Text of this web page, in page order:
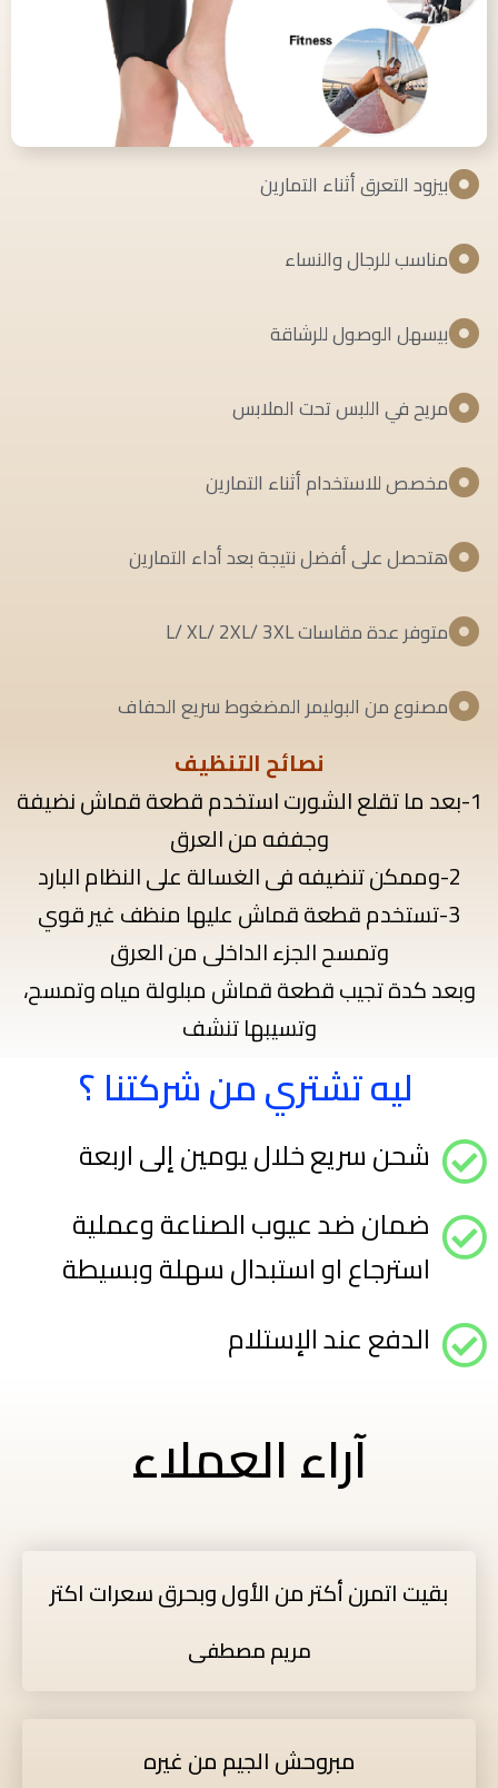
بيزود التعرق أثناء التمارين
مناسب للرجال والنساء
بيسهل الوصول للرشاقة
مريح في اللبس تحت الملابس
مخصص للاستخدام أثناء التمارين
هتحصل على أفضل نتيجة بعد أداء التمارين
متوفر عدة مقاسات L/ XL/ 2XL/ 3XL
مصنوع من البوليمر المضغوط سريع الحفاف
نصائح التنظيف
1-بعد ما تقلع الشورت استخدم قطعة قماش نضيفة
وجففه من العرق
2-وممكن تنضيفه فى الغسالة على النظام البارد
3-تستخدم قطعة قماش عليها منظف غير قوي
وتمسح الجزء الداخلى من العرق
وبعد كدة تجيب قطعة قماش مبلولة مياه وتمسح،
وتسيبها تنشف
شحن سريع خلال يومين إلى اربعة
ضمان ضد عيوب الصناعة وعملية
استرجاع او استبدال سهلة وبسيطة
الدفع عند الإستلام
آراء العملاء
بقيت اتمرن أكتر من الأول وبحرق سعرات اكتر
مريم مصطفى
مبروحش الجيم من غيره